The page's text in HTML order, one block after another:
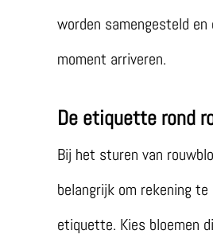
worden samengesteld
moment arriveren.
De etiquette rond
Bij het sturen van
belangrijk om rekening
etiquette. Kies bloemen